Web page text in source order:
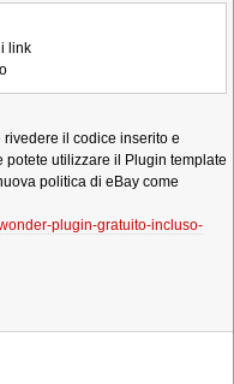
link
il codice inserito e
utilizzare il Plugin template
politica di eBay come
plugin-gratuito-incluso-